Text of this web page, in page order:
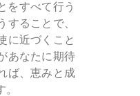
をすべて行う
することで、
に近づくこと
あなたに期待
ば、恵みと成